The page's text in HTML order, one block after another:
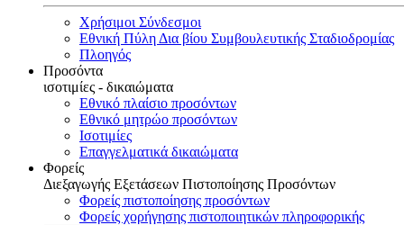
Χρήσιμοι Σύνδεσμοι
Εθνική Πύλη Δια βίου Συμβουλευτικής Σταδιοδρομίας
Πλοηγός
Προσόντα
ισοτιμίες - δικαιώματα
Εθνικό πλαίσιο προσόντων
Εθνικό μητρώο προσόντων
Ισοτιμίες
Επαγγελματικά δικαιώματα
Φορείς
Διεξαγωγής Εξετάσεων Πιστοποίησης Προσόντων
Φορείς πιστοποίησης προσόντων
Φορείς χορήγησης πιστοποιητικών πληροφορικής